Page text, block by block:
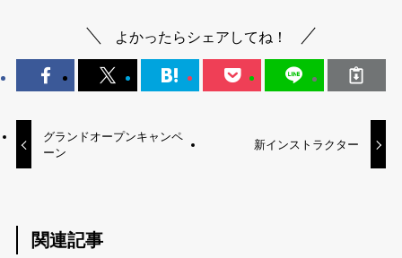
よかったらシェアしてね！
グランドオープンキャンペ
ーン
新インストラクター
関連記事